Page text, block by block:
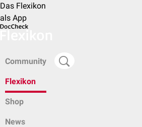
Das Flexikon
als App
Community
Flexikon
Shop
News